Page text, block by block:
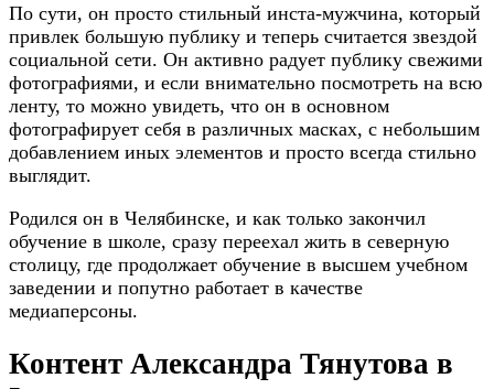
По сути, он просто стильный инста-мужчина, который
привлек большую публику и теперь считается звездой
социальной сети. Он активно радует публику свежими
фотографиями, и если внимательно посмотреть на всю
ленту, то можно увидеть, что он в основном
фотографирует себя в различных масках, с небольшим
добавлением иных элементов и просто всегда стильно
выглядит.
Родился он в Челябинске, и как только закончил
обучение в школе, сразу переехал жить в северную
столицу, где продолжает обучение в высшем учебном
заведении и попутно работает в качестве
медиаперсоны.
Контент Александра Тянутова в